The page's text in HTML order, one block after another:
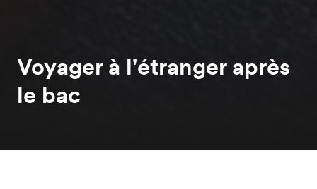
Voyager à l'étranger après
le bac